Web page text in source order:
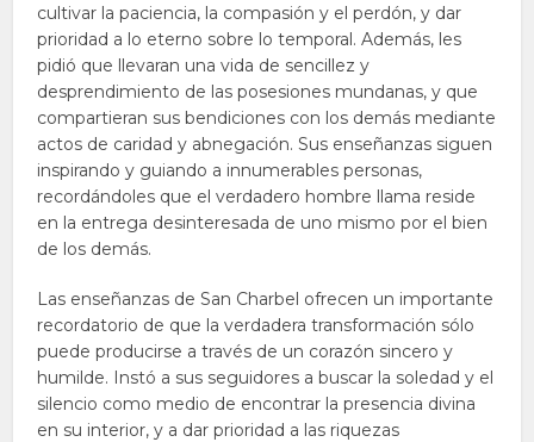
cultivar la paciencia, la compasión y el perdón, y dar
prioridad a lo eterno sobre lo temporal. Además, les
pidió que llevaran una vida de sencillez y
desprendimiento de las posesiones mundanas, y que
compartieran sus bendiciones con los demás mediante
actos de caridad y abnegación. Sus enseñanzas siguen
inspirando y guiando a innumerables personas,
recordándoles que el verdadero hombre llama reside
en la entrega desinteresada de uno mismo por el bien
de los demás.
Las enseñanzas de San Charbel ofrecen un importante
recordatorio de que la verdadera transformación sólo
puede producirse a través de un corazón sincero y
humilde. Instó a sus seguidores a buscar la soledad y el
silencio como medio de encontrar la presencia divina
en su interior, y a dar prioridad a las riquezas